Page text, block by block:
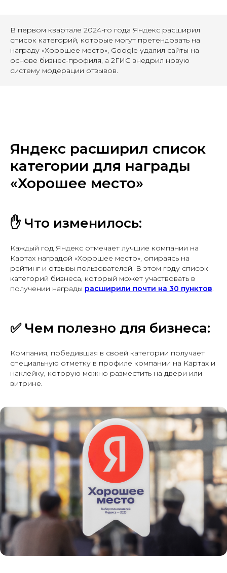
В первом квартале 2024-го года Яндекс расширил
список категорий, которые могут претендовать на
награду «Хорошее место», Google удалил сайты на
основе бизнес-профиля, а 2ГИС внедрил новую
систему модерации отзывов.
Яндекс расширил список
категории для награды
«Хорошее место»
✋ Что изменилось:
Каждый год Яндекс отмечает лучшие компании на
Картах наградой «Хорошее место», опираясь на
рейтинг и отзывы пользователей. В этом году список
категорий бизнеса, который может участвовать в
получении награды расширили почти на 30 пунктов.
✅ Чем полезно для бизнеса:
Компания, победившая в своей категории получает
специальную отметку в профиле компании на Картах и
наклейку, которую можно разместить на двери или
витрине.